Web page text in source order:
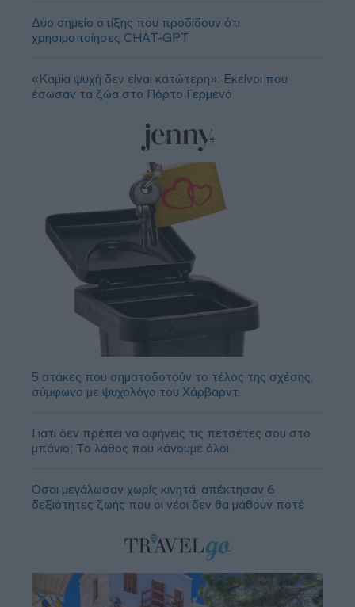
Δύο σημείο στίξης που προδίδουν ότι
χρησιμοποίησες CHAT-GPT
«Καμία ψυχή δεν είναι κατώτερη»: Εκείνοι που
έσωσαν τα ζώα στο Πόρτο Γερμενό
5 ατάκες που σηματοδοτούν το τέλος της σχέσης,
σύμφωνα με ψυχολόγο του Χάρβαρντ
Γιατί δεν πρέπει να αφήνεις τις πετσέτες σου στο
μπάνιο; Το λάθος που κάνουμε όλοι
Όσοι μεγάλωσαν χωρίς κινητά, απέκτησαν 6
δεξιότητες ζωής που οι νέοι δεν θα μάθουν ποτέ